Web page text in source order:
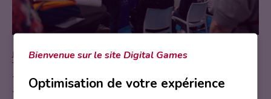
JEUX VIDÉO – E-SPORT
Vendredi 4 avril 2025
Samedi 5 avril 2025
Bienvenue sur le site Digital Games
Optimisation de votre expérience